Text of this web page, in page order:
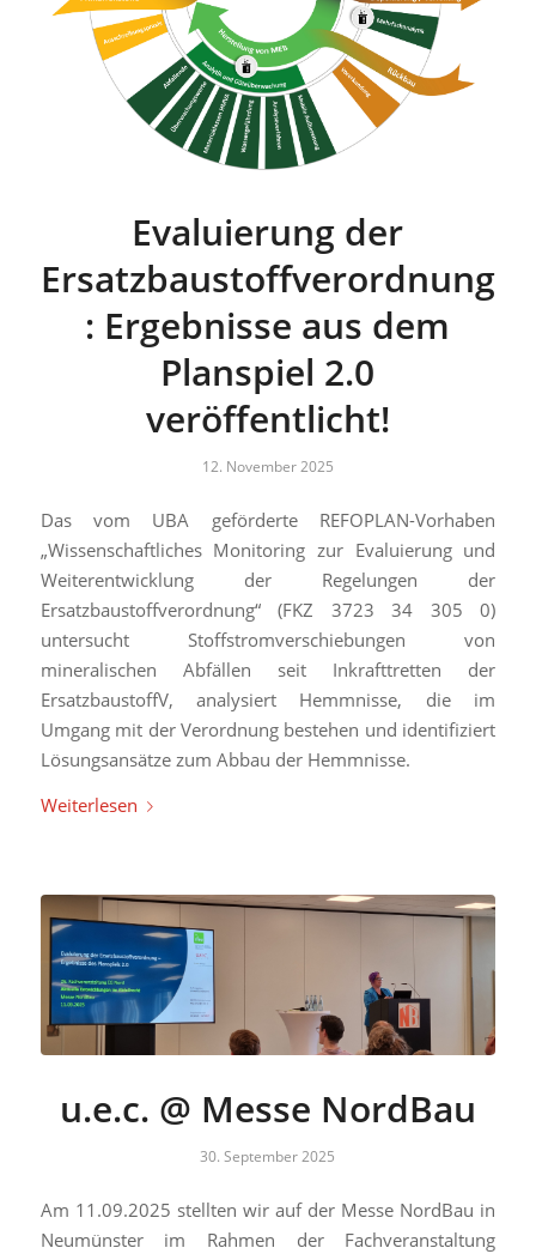
Evaluierung der
Ersatzbaustoffverordnung
: Ergebnisse aus dem
Planspiel 2.0
veröffentlicht!
12. November 2025
Das vom UBA geförderte REFOPLAN-Vorhaben
„Wissenschaftliches Monitoring zur Evaluierung und
Weiterentwicklung der Regelungen der
Ersatzbaustoffverordnung“ (FKZ 3723 34 305 0)
untersucht Stoffstromverschiebungen von
mineralischen Abfällen seit Inkrafttretten der
ErsatzbaustoffV, analysiert Hemmnisse, die im
Umgang mit der Verordnung bestehen und identifiziert
Lösungsansätze zum Abbau der Hemmnisse.
Weiterlesen
u.e.c. @ Messe NordBau
30. September 2025
Am 11.09.2025 stellten wir auf der Messe NordBau in
Neumünster im Rahmen der Fachveranstaltung